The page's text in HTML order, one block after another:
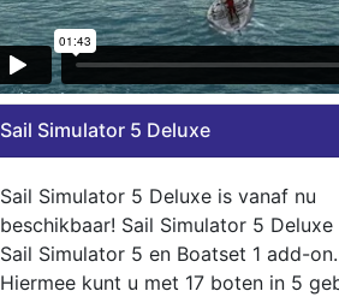
Sail Simulator 5 Deluxe
Sail Simulator 5 Deluxe is vanaf nu
beschikbaar! Sail Simulator 5
Sail Simulator 5 en Boatset 1 add-on.
Hiermee kunt u met 17 boten in 5